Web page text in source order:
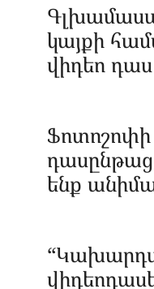
կայքի
վիդեո դաս
Ֆոտոշոփի
ենք